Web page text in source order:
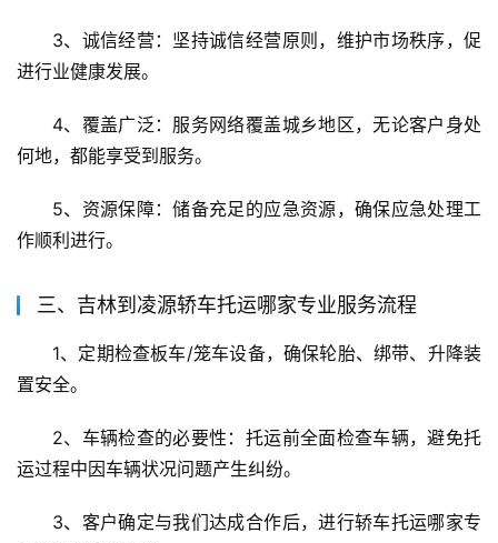
3、诚信经营：坚持诚信经营原则，维护市场秩序，促
进行业健康发展。
4、覆盖广泛：服务网络覆盖城乡地区，无论客户身处
何地，都能享受到服务。
5、资源保障：储备充足的应急资源，确保应急处理工
作顺利进行。
三、吉林到凌源轿车托运哪家专业服务流程
1、定期检查板车/笼车设备，确保轮胎、绑带、升降装
置安全。
2、车辆检查的必要性：托运前全面检查车辆，避免托
运过程中因车辆状况问题产生纠纷。
3、客户确定与我们达成合作后，进行轿车托运哪家专